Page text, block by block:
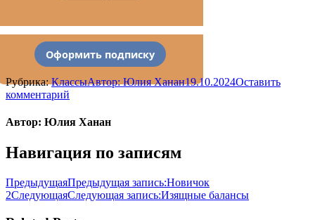
Оформить подписку
Рубрика:КлассыАвтор:Юлия Ханан19.10.2024Оставить
комментарий
Автор: Юлия Ханан
Навигация по записям
ПредыдущаяПредыдущая запись:Новичок
2СледующаяСледующая запись:Изящные балансы